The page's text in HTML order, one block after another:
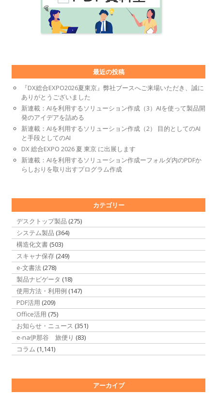
最近の投稿
『DX総合EXPO2026夏東京』弊社ブースへご来場いただき、誠に
ありがとうございました
新連載：AIを利用するソリューション作成（3）AIを使って製品開
発のアイデアを詰める
新連載：AIを利用するソリューション作成（2） 目的としてのAI
と手段としてのAI
DX 総合EXPO 2026 夏 東京 に出展します
新連載：AIを利用するソリューション作成ーフォルダ内のPDFか
らしおりを取り出すプログラム作成
カテゴリー
デスクトップ製品 (275)
システム製品 (364)
構造化文書 (503)
スキャナ保存 (249)
e-文書法 (278)
製品ナビゲータ (18)
使用方法・利用例 (147)
PDF活用 (209)
Office活用 (75)
お知らせ・ニュース (351)
e-na伊那谷 旅便り (83)
コラム (1,141)
アーカイブ